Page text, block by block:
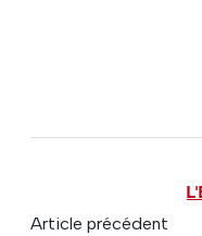
Article précédent